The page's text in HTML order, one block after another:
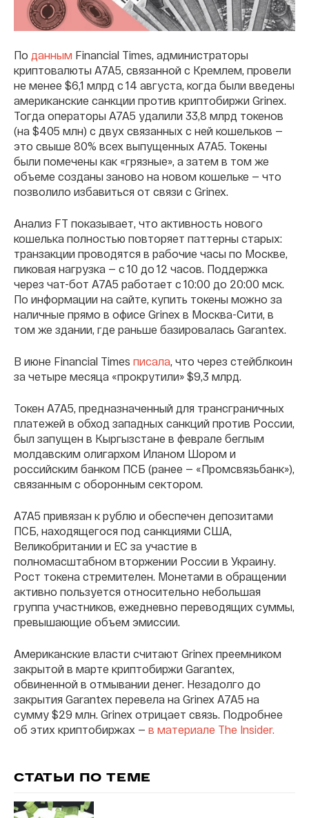
По данным Financial Times, администраторы
криптовалюты A7A5, связанной с Кремлем, провели
не менее $6,1 млрд с 14 августа, когда были введены
американские санкции против криптобиржи Grinex.
Тогда операторы A7A5 удалили 33,8 млрд токенов
(на $405 млн) с двух связанных с ней кошельков —
это свыше 80% всех выпущенных A7A5. Токены
были помечены как «грязные», а затем в том же
объеме созданы заново на новом кошельке — что
позволило избавиться от связи с Grinex.
Анализ FT показывает, что активность нового
кошелька полностью повторяет паттерны старых:
транзакции проводятся в рабочие часы по Москве,
пиковая нагрузка — с 10 до 12 часов. Поддержка
через чат-бот A7A5 работает с 10:00 до 20:00 мск.
По информации на сайте, купить токены можно за
наличные прямо в офисе Grinex в Москва-Сити, в
том же здании, где раньше базировалась Garantex.
В июне Financial Times писала , что через стейблкоин
за четыре месяца «прокрутили» $9,3 млрд.
Токен A7A5, предназначенный для трансграничных
платежей в обход западных санкций против России,
был запущен в Кыргызстане в феврале беглым
молдавским олигархом Иланом Шором и
российским банком ПСБ (ранее — «Промсвязьбанк»),
связанным с оборонным сектором.
A7A5 привязан к рублю и обеспечен депозитами
ПСБ, находящегося под санкциями США,
Великобритании и ЕС за участие в
полномасштабном вторжении России в Украину.
Рост токена стремителен. Монетами в обращении
активно пользуется относительно небольшая
группа участников, ежедневно переводящих суммы,
превышающие объем эмиссии.
Американские власти считают Grinex преемником
закрытой в марте криптобиржи Garantex,
обвиненной в отмывании денег. Незадолго до
закрытия Garantex перевела на Grinex A7A5 на
сумму $29 млн. Grinex отрицает связь. Подробнее
об этих криптобиржах — в материале The Insider.
СТАТЬИ ПО ТЕМЕ